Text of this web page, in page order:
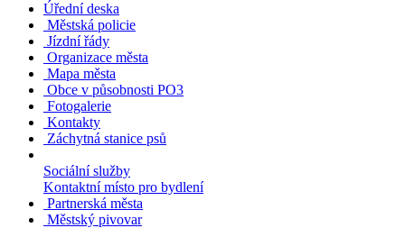
Úřední deska
Městská policie
Jízdní řády
Organizace města
Mapa města
Obce v působnosti PO3
Fotogalerie
Kontakty
Záchytná stanice psů
Sociální služby
Kontaktní místo pro bydlení
Partnerská města
Městský pivovar